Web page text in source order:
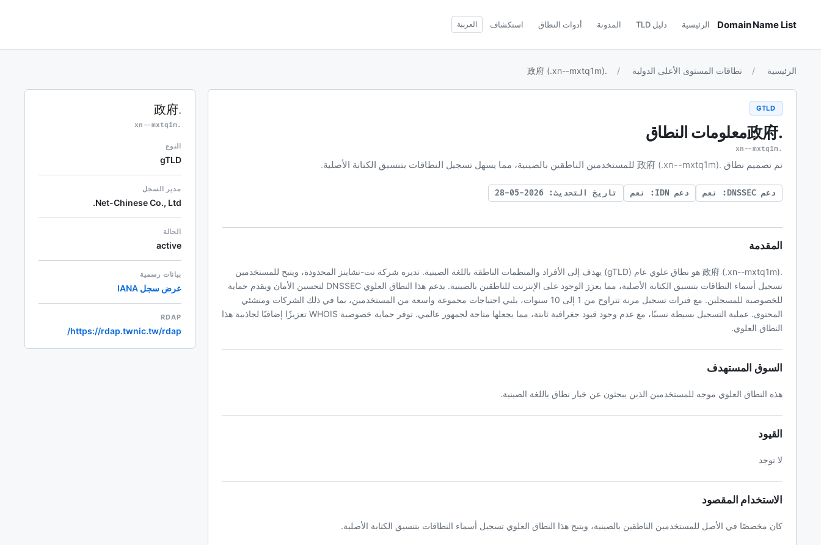
Domain Name List الرئيسية دليل TLD المدونة أدوات النطاق استكشاف العربية
الرئيسية نطاقات المستوى الأعلى الدولية .政府 (.xn--mxtq1m)
GTLD
.政府 معلومات النطاق
.xn--mxtq1m
تم تصميم نطاق .政府 (.xn--mxtq1m) للمستخدمين الناطقين بالصينية، مما يسهل تسجيل النطاقات بتنسيق الكتابة الأصلية.
دعم DNSSEC: نعم دعم IDN: نعم تاريخ التحديث: 2026-05-28
المقدمة
.政府 (.xn--mxtq1m) هو نطاق علوي عام (gTLD) يهدف إلى الأفراد والمنظمات الناطقة باللغة الصينية. تديره شركة نت-تشاينز المحدودة، ويتيح للمستخدمين
تسجيل أسماء النطاقات بتنسيق الكتابة الأصلية، مما يعزز الوجود على الإنترنت للناطقين بالصينية. يدعم هذا النطاق العلوي DNSSEC لتحسين الأمان ويقدم حماية
للخصوصية للمسجلين. مع فترات تسجيل مرنة تتراوح من 1 إلى 10 سنوات، يلبي احتياجات مجموعة واسعة من المستخدمين، بما في ذلك الشركات ومنشئي
المحتوى. عملية التسجيل بسيطة نسبيًا، مع عدم وجود قيود جغرافية ثابتة، مما يجعلها متاحة لجمهور عالمي. توفر حماية خصوصية WHOIS تعزيزًا إضافيًا لجاذبية هذا
النطاق العلوي.
السوق المستهدف
هذه النطاق العلوي موجه للمستخدمين الذين يبحثون عن خيار نطاق باللغة الصينية.
القيود
لا توجد
الاستخدام المقصود
كان مخصصًا في الأصل للمستخدمين الناطقين بالصينية، ويتيح هذا النطاق العلوي تسجيل أسماء النطاقات بتنسيق الكتابة الأصلية.
.政府
.xn--mxtq1m
النوع
gTLD
مدير السجل
Net-Chinese Co., Ltd.
الحالة
active
بيانات رسمية
عرض سجل IANA
RDAP
https://rdap.twnic.tw/rdap/